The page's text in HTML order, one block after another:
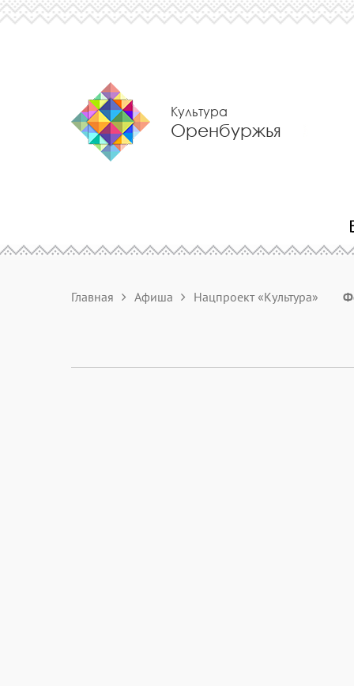
Культура
Оренбуржья
Главная Афиша Нацпроект «Культура»